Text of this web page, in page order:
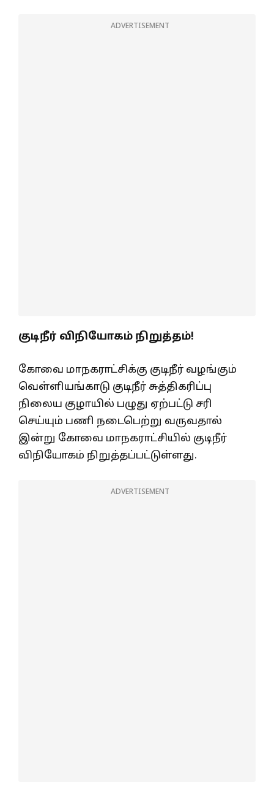
ADVERTISEMENT
குடிநீர் விநியோகம் நிறுத்தம்!
கோவை மாநகராட்சிக்கு குடிநீர் வழங்கும்
வெள்ளியங்காடு குடிநீர் சுத்திகரிப்பு
நிலைய குழாயில் பழுது ஏற்பட்டு சரி
செய்யும் பணி நடைபெற்று வருவதால்
இன்று கோவை மாநகராட்சியில் குடிநீர்
விநியோகம் நிறுத்தப்பட்டுள்ளது.
ADVERTISEMENT